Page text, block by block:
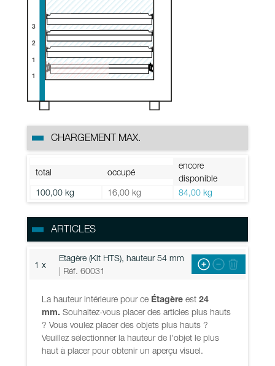
1
1
2
3
CHARGEMENT MAX.
total occupé
encore
disponible
100,00 kg
16,00 kg 84,00 kg
ARTICLES
1 x
Etagère (Kit HTS), hauteur 54 mm
| Réf. 60031
La hauteur intérieure pour ce Étagère est 24
mm. Souhaitez-vous placer des articles plus hauts
? Vous voulez placer des objets plus hauts ?
Veuillez sélectionner la hauteur de l'objet le plus
haut à placer pour obtenir un aperçu visuel.